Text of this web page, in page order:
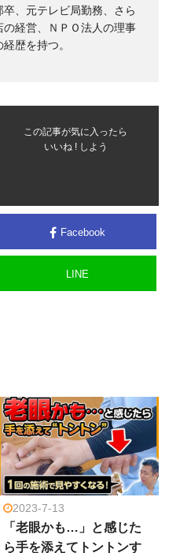
、元テレビ局勤務、さら
経営、ＮＰＯ法人の理事
歴を持つ。
この記事が気に入ったら
いいね ! しよう
Facebook
LINE
2023-7-13
「老眼かも…」と感じた
ら手を添えてトントンす